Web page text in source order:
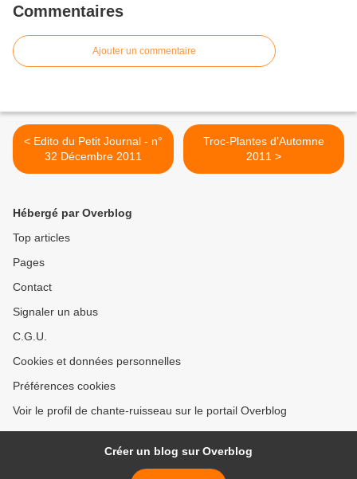
Commentaires
Ajouter un commentaire
< Edito du Petit Journal - n°
32 Décembre 2011
Troc-Plantes d’Automne
2011 >
Hébergé par Overblog
Top articles
Pages
Contact
Signaler un abus
C.G.U.
Cookies et données personnelles
Préférences cookies
Voir le profil de chante-ruisseau sur le portail Overblog
Créer un blog sur Overblog